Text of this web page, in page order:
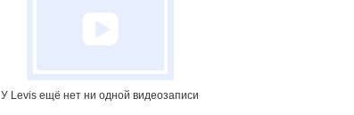
У Levis ещё нет ни одной видеозаписи